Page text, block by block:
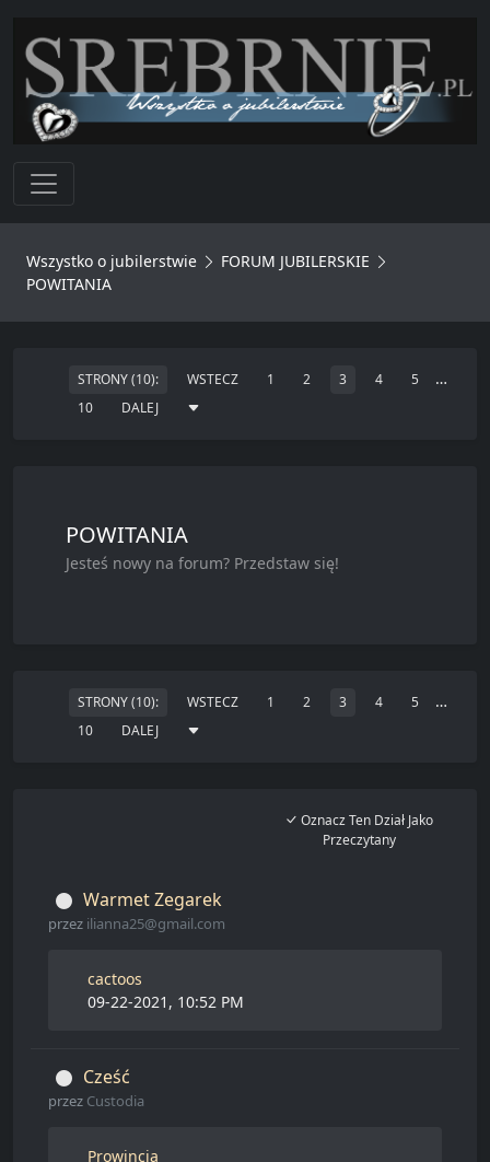
Toggle navigation
Wszystko o jubilerstwie
FORUM JUBILERSKIE
POWITANIA
STRONY (10): WSTECZ 1 2 3 4 5 …
10 DALEJ
POWITANIA
Jesteś nowy na forum? Przedstaw się!
STRONY (10): WSTECZ 1 2 3 4 5 …
10 DALEJ
Oznacz Ten Dział Jako
Przeczytany
Warmet Zegarek
przez ilianna25@gmail.com
cactoos
09-22-2021, 10:52 PM
Cześć
przez Custodia
Prowincja